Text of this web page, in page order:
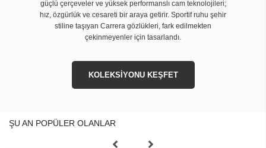
güçlü çerçeveler ve yüksek performanslı cam teknolojileri;
hız, özgürlük ve cesareti bir araya getirir. Sportif ruhu şehir
stiline taşıyan Carrera gözlükleri, fark edilmekten
çekinmeyenler için tasarlandı.
KOLEKSİYONU KEŞFET
ŞU AN POPÜLER OLANLAR